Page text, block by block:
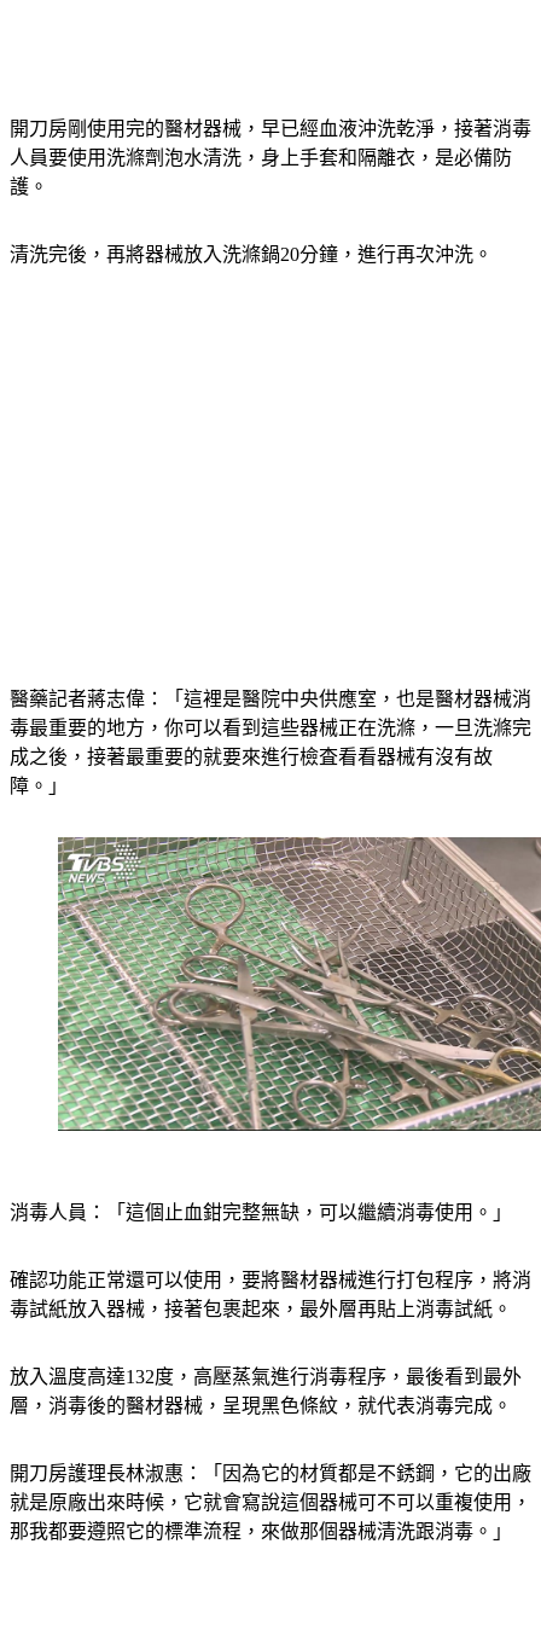
開刀房剛使用完的醫材器械，早已經血液沖洗乾淨，接著消毒
人員要使用洗滌劑泡水清洗，身上手套和隔離衣，是必備防
護。
清洗完後，再將器械放入洗滌鍋20分鐘，進行再次沖洗。
醫藥記者蔣志偉：「這裡是醫院中央供應室，也是醫材器械消
毒最重要的地方，你可以看到這些器械正在洗滌，一旦洗滌完
成之後，接著最重要的就要來進行檢査看看器械有沒有故
障。」
消毒人員：「這個止血鉗完整無缺，可以繼續消毒使用。」
確認功能正常還可以使用，要將醫材器械進行打包程序，將消
毒試紙放入器械，接著包裹起來，最外層再貼上消毒試紙。
放入溫度高達132度，高壓蒸氣進行消毒程序，最後看到最外
層，消毒後的醫材器械，呈現黑色條紋，就代表消毒完成。
開刀房護理長林淑惠：「因為它的材質都是不銹鋼，它的出廠
就是原廠出來時候，它就會寫說這個器械可不可以重複使用，
那我都要遵照它的標準流程，來做那個器械清洗跟消毒。」